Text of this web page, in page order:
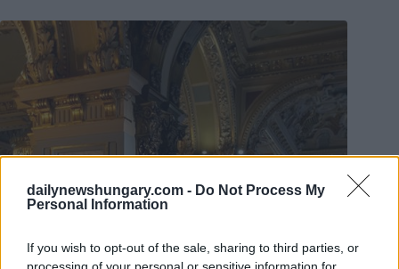
dailynewshungary.com - Do Not Process My
Personal Information
If you wish to opt-out of the sale, sharing to third parties, or
processing of your personal or sensitive information for